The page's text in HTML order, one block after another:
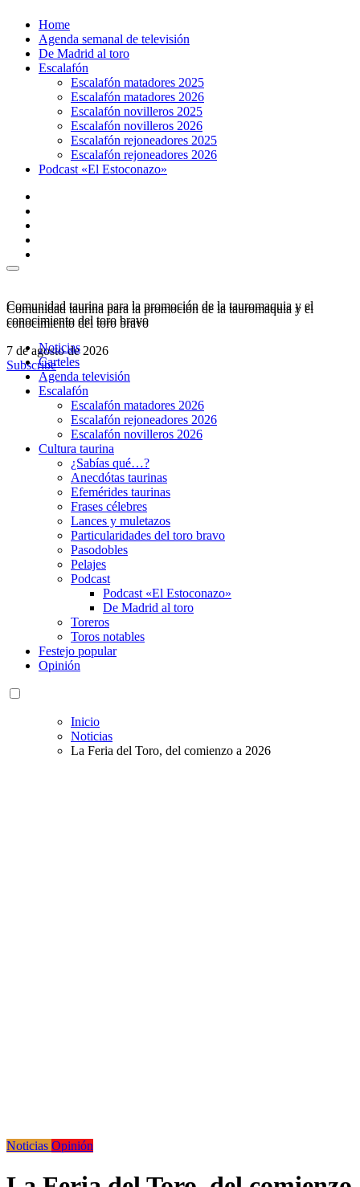
contenido
Home
Agenda semanal de televisión
De Madrid al toro
Escalafón
Escalafón matadores 2025
Escalafón matadores 2026
Escalafón novilleros 2025
Escalafón novilleros 2026
Escalafón rejoneadores 2025
Escalafón rejoneadores 2026
Podcast «El Estoconazo»
Comunidad taurina para la promoción de la tauromaquia y el
conocimiento del toro bravo
7 de agosto de 2026
Subscribe
Comunidad taurina para la promoción de la tauromaquia y el
conocimiento del toro bravo
Noticias
Carteles
Agenda televisión
Escalafón
Escalafón matadores 2026
Escalafón rejoneadores 2026
Escalafón novilleros 2026
Cultura taurina
¿Sabías qué…?
Anecdótas taurinas
Efemérides taurinas
Frases célebres
Lances y muletazos
Particularidades del toro bravo
Pasodobles
Pelajes
Podcast
Podcast «El Estoconazo»
De Madrid al toro
Toreros
Toros notables
Festejo popular
Opinión
Inicio
Noticias
La Feria del Toro, del comienzo a 2026
Noticias Opinión